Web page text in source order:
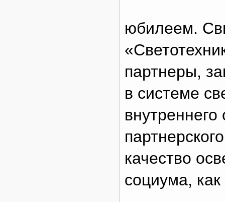
юбилеем.
партнеры,
в системе
качество
социума,